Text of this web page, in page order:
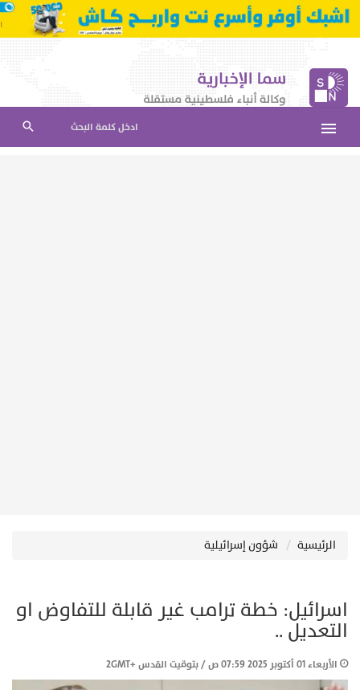
ادخل كلمة البحث
الرئيسية شؤون إسرائيلية
اسرائيل: خطة ترامب غير قابلة للتفاوض او
التعديل ..
الأربعاء 01 أكتوبر 2025 07:59 ص / بتوقيت القدس +2GMT